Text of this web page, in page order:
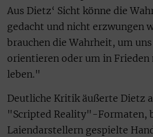
Aus Dietz‘ Sicht könne die
gedacht und nicht erzwungen
brauchen die Wahrheit, um
orientieren oder um in
leben."
Deutliche Kritik äußerte Dietz
"Scripted Reality"-Formaten,
Laiendarstellern gespielte